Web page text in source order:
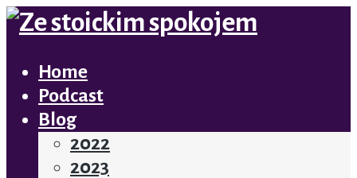
Home
Podcast
Blog
2022
2023